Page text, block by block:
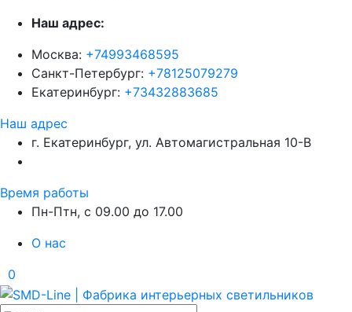
Наш адрес:
Москва: +74993468595
Санкт-Петербург: +78125079279
Екатеринбург: +73432883685
Наш адрес
г. Екатеринбург, ул. Автомагистральная 10-В
Время работы
Пн-Птн, с 09.00 до 17.00
О нас
0